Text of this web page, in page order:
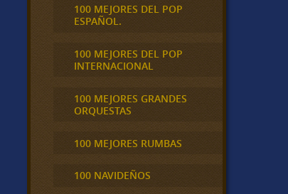
100 MEJORES DEL POP
ESPAÑOL.
100 MEJORES DEL POP
INTERNACIONAL
100 MEJORES GRANDES
ORQUESTAS
100 MEJORES RUMBAS
100 NAVIDEÑOS